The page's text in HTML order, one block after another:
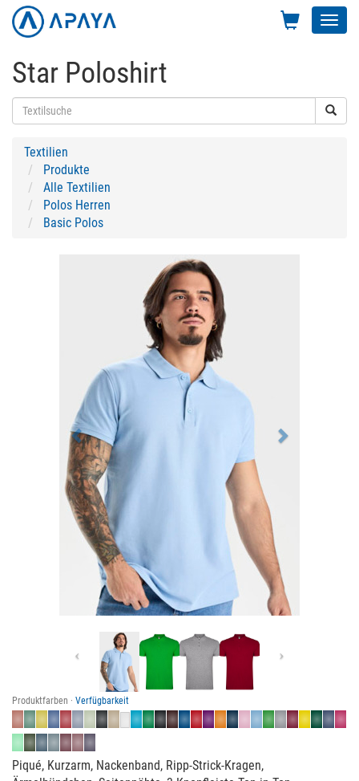
Star Poloshirt
Textilien
Produkte
Alle Textilien
Polos Herren
Basic Polos
Previous
Produktfarben · Verfügbarkeit
Piqué, Kurzarm, Nackenband, Ripp-Strick-Kragen,